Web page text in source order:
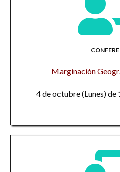
Marginación
4 de octubre (Lunes) de